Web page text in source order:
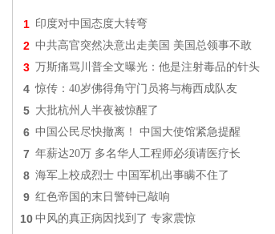
1 印度对中国态度大转弯
2 中共高官突然决意出走美国 美国总领事不敢
3 万斯痛骂川普全文曝光：他是注射毒品的针头
4 惊传：40岁佛得角守门员将与梅西成队友
5 大批杭州人半夜被惊醒了
6 中国公民尽快撤离！ 中国大使馆紧急提醒
7 年薪达20万 多名华人工程师必须请医疗长
8 海军上校成烈士 中国军机出事瞒不住了
9 红色帝国的末日警钟已敲响
10 中风的真正病因找到了 专家震惊